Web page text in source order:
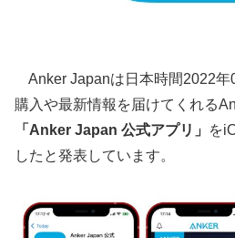
Anker Japanは日本時間2022年
購入や最新情報を届けてくれる
「Anker Japan 公式アプリ」
を
したと発表しています。